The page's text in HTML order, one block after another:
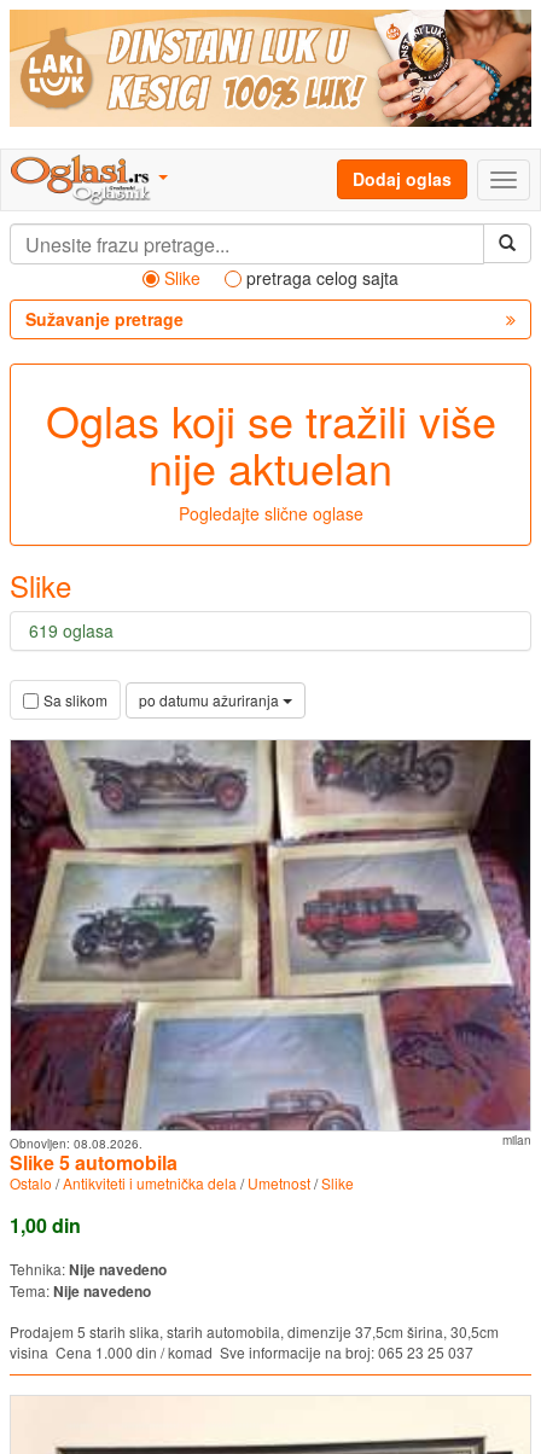
Dodaj oglas
Slike
pretraga celog sajta
Sužavanje pretrage
Oglas koji se tražili više
nije aktuelan
Pogledajte slične oglase
Slike
619 oglasa
Sa slikom po datumu ažuriranja
milan
Obnovljen: 08.08.2026.
Slike 5 automobila
Ostalo /Antikviteti i umetnička dela /Umetnost/Slike
1,00 din
Tehnika:Nije navedeno
Tema:Nije navedeno
Prodajem 5 starih slika, starih automobila, dimenzije 37,5cm širina, 30,5cm
visina Cena 1.000 din / komad Sve informacije na broj: 065 23 25 037